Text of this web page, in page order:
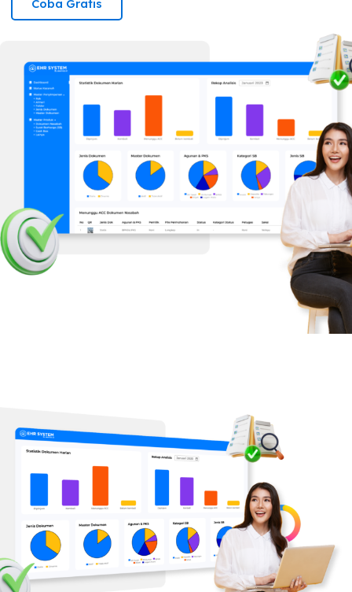
Coba Gratis